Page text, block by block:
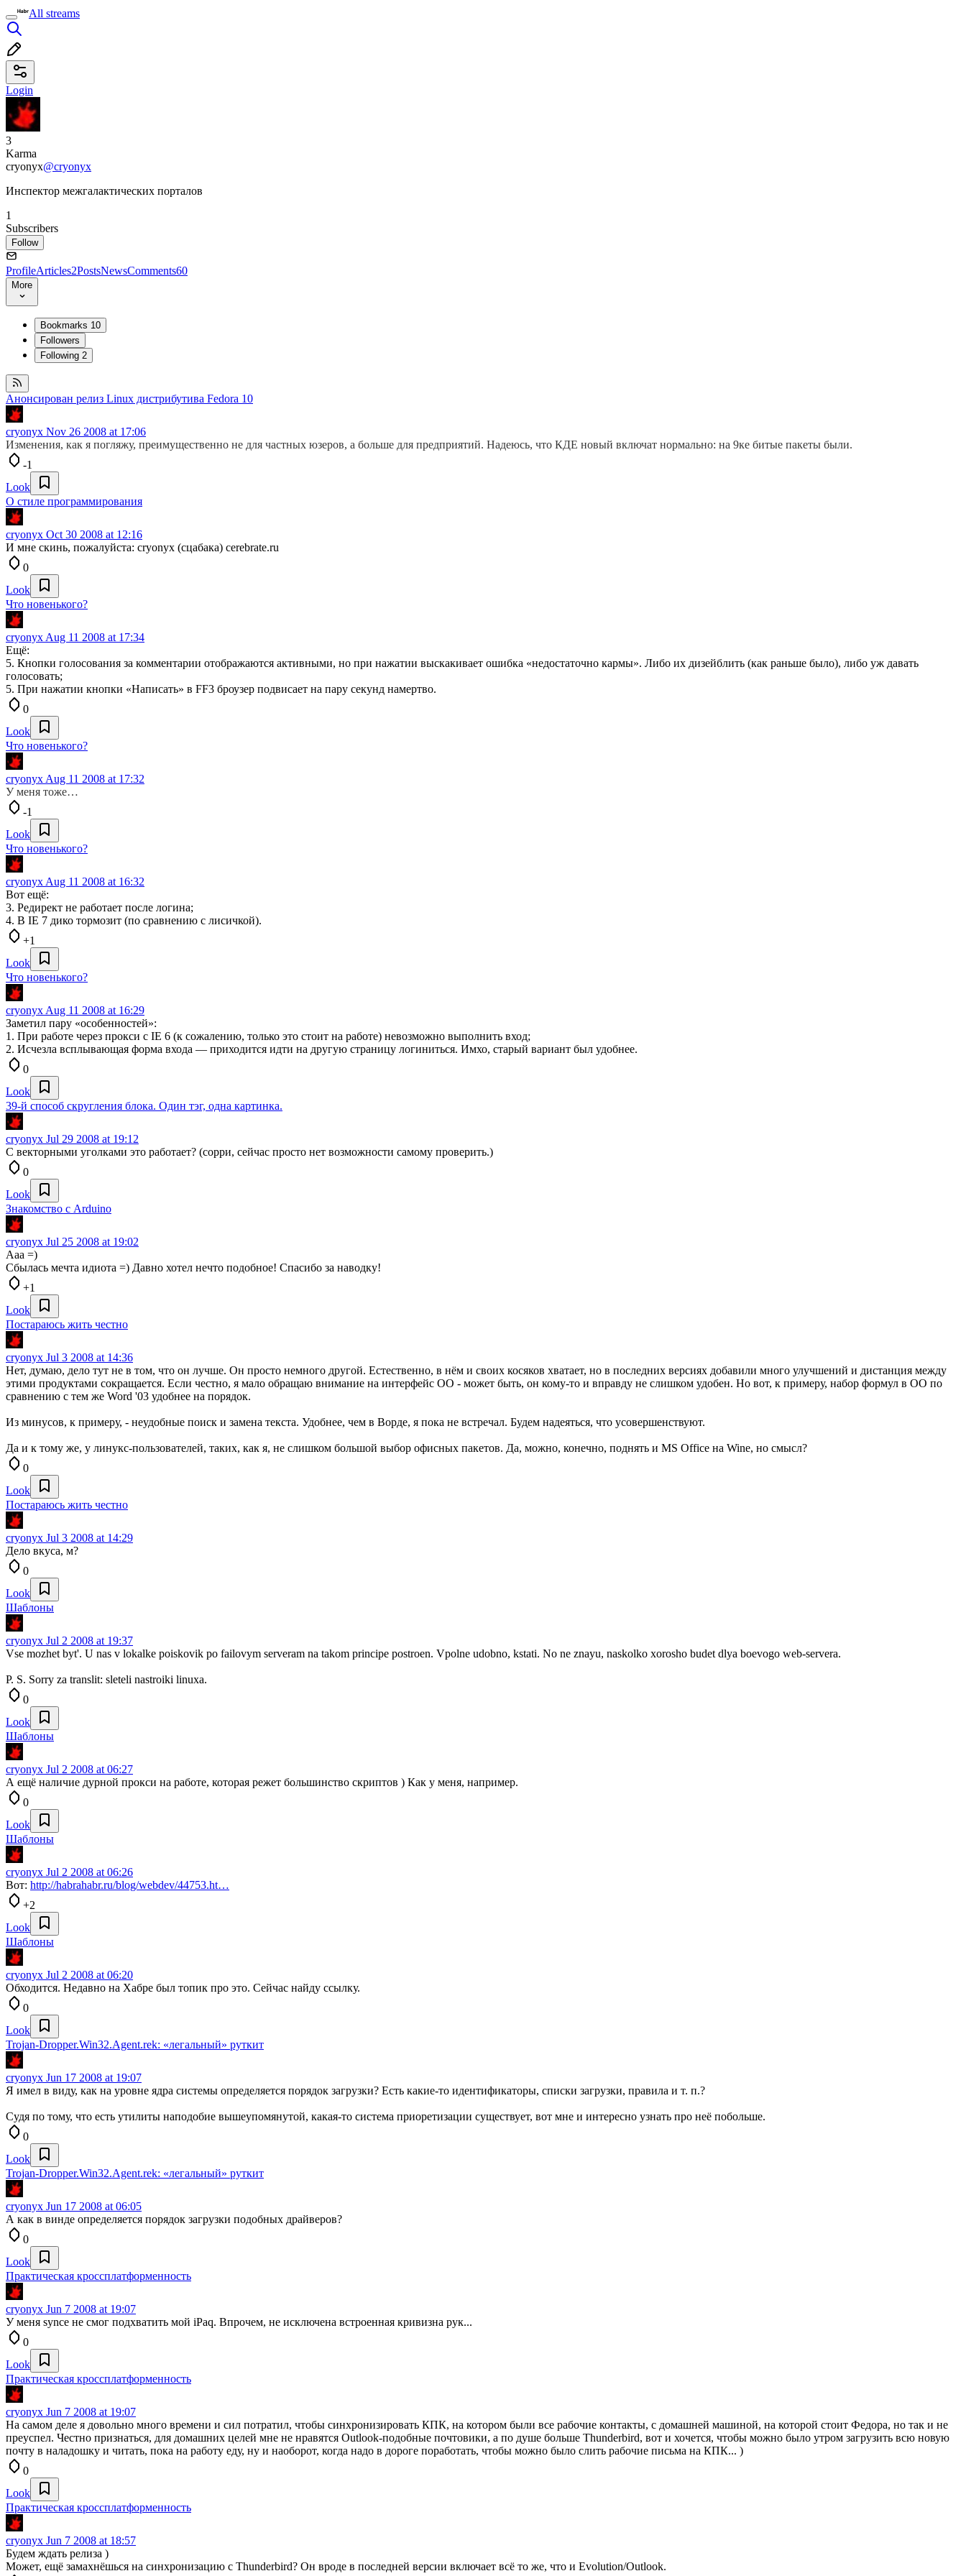
All streams
Login
3
Karma
cryonyx@cryonyx
Инспектор межгалактических порталов
1
Subscribers
Follow
ProfileArticles2PostsNewsComments60
More
Bookmarks 10
Followers
Following 2
Анонсирован релиз Linux дистрибутива Fedora 10
cryonyx Nov 26 2008 at 17:06
Изменения, как я погляжу, преимущественно не для частных юзеров, а больше для предприятий. Надеюсь, что КДЕ новый включат нормально: на 9ке битые пакеты были.
-1
Look
О стиле программирования
cryonyx Oct 30 2008 at 12:16
И мне скинь, пожалуйста: cryonyx (сцабака) cerebrate.ru
0
Look
Что новенького?
cryonyx Aug 11 2008 at 17:34
Ещё:
5. Кнопки голосования за комментарии отображаются активными, но при нажатии выскакивает ошибка «недостаточно кармы». Либо их дизейблить (как раньше было), либо уж давать
голосовать;
5. При нажатии кнопки «Написать» в FF3 броузер подвисает на пару секунд намертво.
0
Look
Что новенького?
cryonyx Aug 11 2008 at 17:32
У меня тоже…
-1
Look
Что новенького?
cryonyx Aug 11 2008 at 16:32
Вот ещё:
3. Редирект не работает после логина;
4. В IE 7 дико тормозит (по сравнению с лисичкой).
+1
Look
Что новенького?
cryonyx Aug 11 2008 at 16:29
Заметил пару «особенностей»:
1. При работе через прокси с IE 6 (к сожалению, только это стоит на работе) невозможно выполнить вход;
2. Исчезла всплывающая форма входа — приходится идти на другую страницу логиниться. Имхо, старый вариант был удобнее.
0
Look
39-й способ скругления блока. Один тэг, одна картинка.
cryonyx Jul 29 2008 at 19:12
С векторными уголками это работает? (сорри, сейчас просто нет возможности самому проверить.)
0
Look
Знакомство с Arduino
cryonyx Jul 25 2008 at 19:02
Ааа =)
Сбылась мечта идиота =) Давно хотел нечто подобное! Спасибо за наводку!
+1
Look
Постараюсь жить честно
cryonyx Jul 3 2008 at 14:36
Нет, думаю, дело тут не в том, что он лучше. Он просто немного другой. Естественно, в нём и своих косяков хватает, но в последних версиях добавили много улучшений и дистанция между
этими продуктами сокращается. Если честно, я мало обращаю внимание на интерфейс ОО - может быть, он кому-то и вправду не слишком удобен. Но вот, к примеру, набор формул в ОО по
сравнению с тем же Word '03 удобнее на порядок.
Из минусов, к примеру, - неудобные поиск и замена текста. Удобнее, чем в Ворде, я пока не встречал. Будем надеяться, что усовершенствуют.
Да и к тому же, у линукс-пользователей, таких, как я, не слишком большой выбор офисных пакетов. Да, можно, конечно, поднять и MS Office на Wine, но смысл?
0
Look
Постараюсь жить честно
cryonyx Jul 3 2008 at 14:29
Дело вкуса, м?
0
Look
Шаблоны
cryonyx Jul 2 2008 at 19:37
Vse mozhet byt'. U nas v lokalke poiskovik po failovym serveram na takom principe postroen. Vpolne udobno, kstati. No ne znayu, naskolko xorosho budet dlya boevogo web-servera.
P. S. Sorry za translit: sleteli nastroiki linuxa.
0
Look
Шаблоны
cryonyx Jul 2 2008 at 06:27
А ещё наличие дурной прокси на работе, которая режет большинство скриптов ) Как у меня, например.
0
Look
Шаблоны
cryonyx Jul 2 2008 at 06:26
Вот: http://habrahabr.ru/blog/webdev/44753.ht…
+2
Look
Шаблоны
cryonyx Jul 2 2008 at 06:20
Обходится. Недавно на Хабре был топик про это. Сейчас найду ссылку.
0
Look
Trojan-Dropper.Win32.Agent.rek: «легальный» руткит
cryonyx Jun 17 2008 at 19:07
Я имел в виду, как на уровне ядра системы определяется порядок загрузки? Есть какие-то идентификаторы, списки загрузки, правила и т. п.?
Судя по тому, что есть утилиты наподобие вышеупомянутой, какая-то система приоретизации существует, вот мне и интересно узнать про неё побольше.
0
Look
Trojan-Dropper.Win32.Agent.rek: «легальный» руткит
cryonyx Jun 17 2008 at 06:05
А как в винде определяется порядок загрузки подобных драйверов?
0
Look
Практическая кроссплатформенность
cryonyx Jun 7 2008 at 19:07
У меня synce не смог подхватить мой iPaq. Впрочем, не исключена встроенная кривизна рук...
0
Look
Практическая кроссплатформенность
cryonyx Jun 7 2008 at 19:07
На самом деле я довольно много времени и сил потратил, чтобы синхронизировать КПК, на котором были все рабочие контакты, с домашней машиной, на которой стоит Федора, но так и не
преуспел. Честно признаться, для домашних целей мне не нравятся Outlook-подобные почтовики, а по душе больше Thunderbird, вот и хочется, чтобы можно было утром загрузить всю новую
почту в наладошку и читать, пока на работу еду, ну и наоборот, когда надо в дороге поработать, чтобы можно было слить рабочие письма на КПК... )
0
Look
Практическая кроссплатформенность
cryonyx Jun 7 2008 at 18:57
Будем ждать релиза )
Может, ещё замахнёшься на синхронизацию с Thunderbird? Он вроде в последней версии включает всё то же, что и Evolution/Outlook.